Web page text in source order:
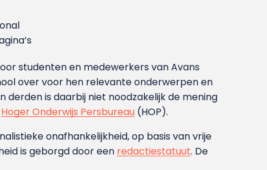
studenten en medewerkers van Avans
over voor hen relevante onderwerpen en
is daarbij niet noodzakelijk de mening
Hoger Onderwijs Persbureau (HOP).
onafhankelijkheid, op basis van vrije
is geborgd door een redactiestatuut. De